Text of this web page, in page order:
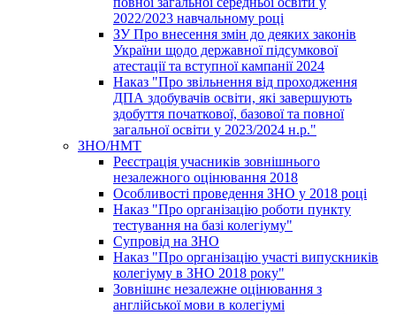
2022/2023 навчальному році
ЗУ Про внесення змін до деяких законів
України щодо державної підсумкової
атестації та вступної кампанії 2024
Наказ "Про звільнення від проходження
ДПА здобувачів освіти, які завершують
здобуття початкової, базової та повної
загальної освіти у 2023/2024 н.р."
ЗНО/НМТ
Реєстрація учасників зовнішнього
незалежного оцінювання 2018
Особливості проведення ЗНО у 2018 році
Наказ "Про організацію роботи пункту
тестування на базі колегіуму"
Супровід на ЗНО
Наказ "Про організацію участі випускників
колегіуму в ЗНО 2018 року"
Зовнішнє незалежне оцінювання з
англійської мови в колегіумі